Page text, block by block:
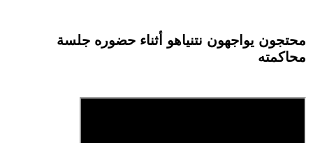
محتجون يواجهون نتنياهو أثناء حضوره جلسة
محاكمته